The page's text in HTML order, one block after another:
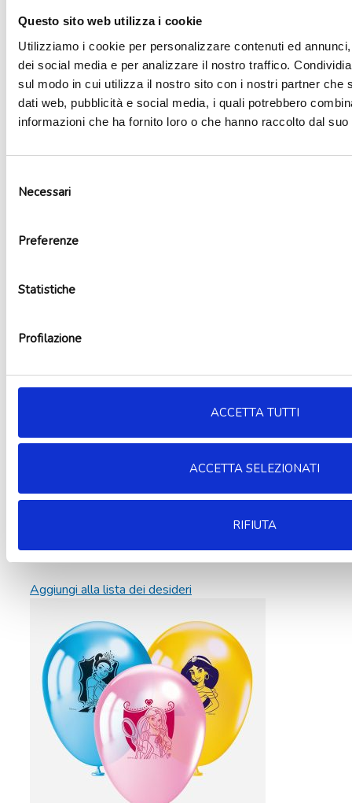
Questo sito web utilizza i cookie
Utilizziamo i cookie per personalizzare contenuti ed
dei social media e per analizzare il nostro traffico.
sul modo in cui utilizza il nostro sito con i nostri partner che
dati web, pubblicità e social media, i quali potrebbero
informazioni che ha fornito loro o che hanno raccolto dal
delNecessari
Preferenze
Statistiche
Profilazione
ACCETTA TUTTI
ACCETTA SELEZIONATI
RIFIUTA
Palloncino mylar super shape frame Principesse
Aggiungi alla lista dei desideri